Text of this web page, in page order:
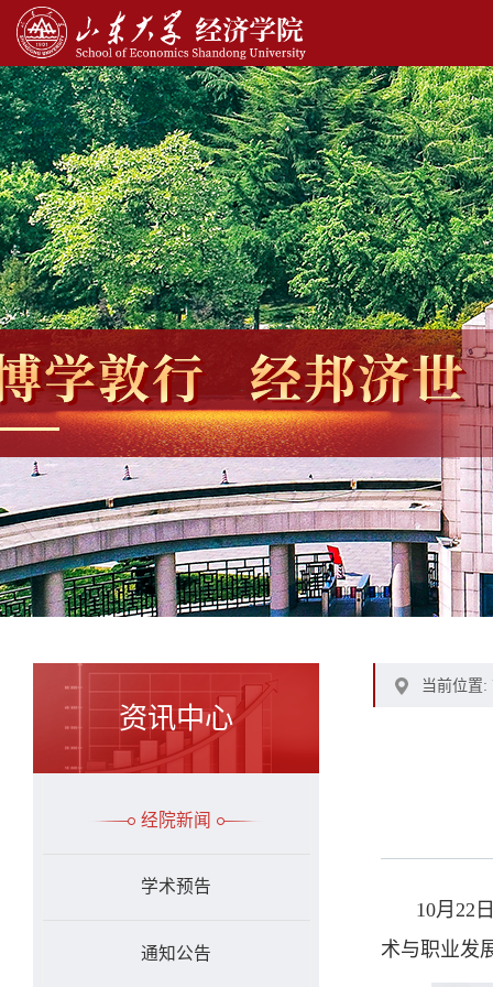
资讯中心
经院新闻
学术预告
通知公告
当前位置:
10月22
术与职业发